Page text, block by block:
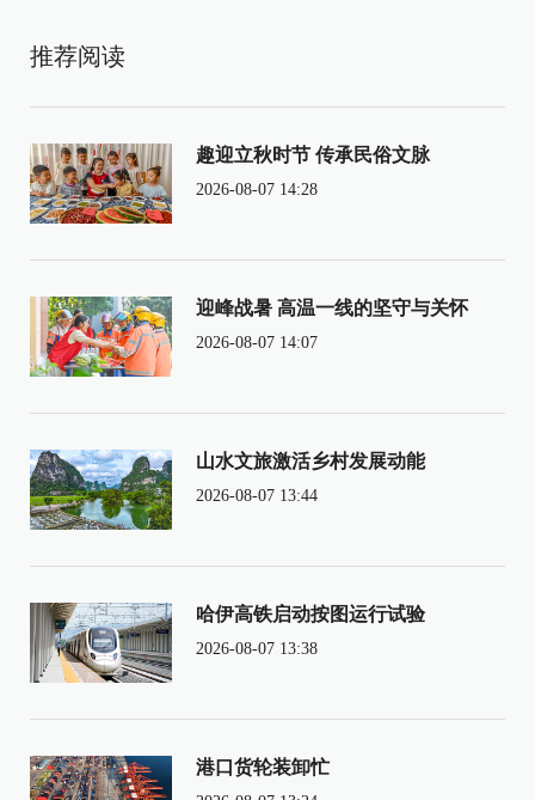
推荐阅读
趣迎立秋时节 传承民俗文脉
2026-08-07 14:28
迎峰战暑 高温一线的坚守与关怀
2026-08-07 14:07
山水文旅激活乡村发展动能
2026-08-07 13:44
哈伊高铁启动按图运行试验
2026-08-07 13:38
港口货轮装卸忙